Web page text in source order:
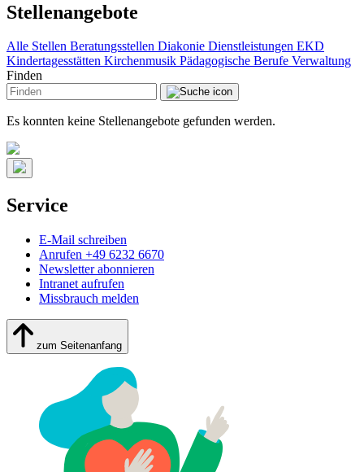
Stellenangebote
Alle Stellen Beratungsstellen Diakonie Dienstleistungen EKD
Kindertagesstätten Kirchenmusik Pädagogische Berufe Verwaltung
Finden
Es konnten keine Stellenangebote gefunden werden.
Service
E-Mail schreiben
Anrufen +49 6232 6670
Newsletter abonnieren
Intranet aufrufen
Missbrauch melden
zum Seitenanfang